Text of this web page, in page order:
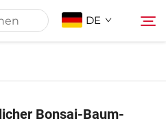
DE
Bonsai-Baum-